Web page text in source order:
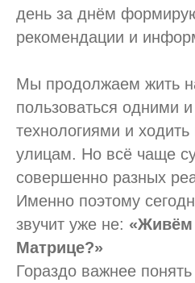
день за днём
рекомендации и
Мы продолжаем жить
пользоваться одними
технологиями и
улицам. Но всё чаще
совершенно разных
Именно поэтому
звучит уже не:
Матрице?»
Гораздо важнее понять